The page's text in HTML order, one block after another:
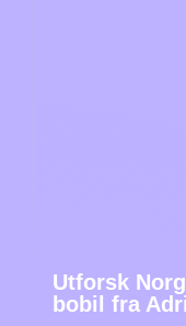
Utforsk
bobil fra